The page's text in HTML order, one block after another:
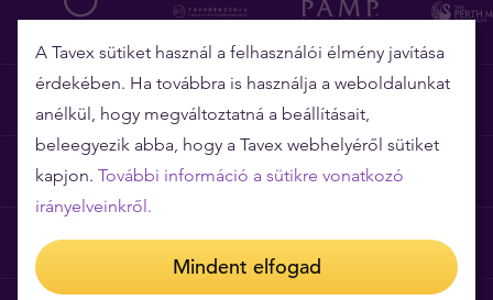
Árgarancia
Gyakori kérdések
A Tavex sütiket használ a felhasználói élmény javítása
érdekében. Ha továbbra is használja a weboldalunkat
anélkül, hogy megváltoztatná a beállításait,
beleegyezik abba, hogy a Tavex webhelyéről sütiket
kapjon. További információ a sütikre vonatkozó
irányelveinkről.
Mindent elfogad